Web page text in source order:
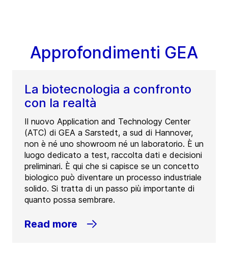
Approfondimenti GEA
La biotecnologia a confronto
con la realtà
Il nuovo Application and Technology Center
(ATC) di GEA a Sarstedt, a sud di Hannover,
non è né uno showroom né un laboratorio. È un
luogo dedicato a test, raccolta dati e decisioni
preliminari. È qui che si capisce se un concetto
biologico può diventare un processo industriale
solido. Si tratta di un passo più importante di
quanto possa sembrare.
Read more